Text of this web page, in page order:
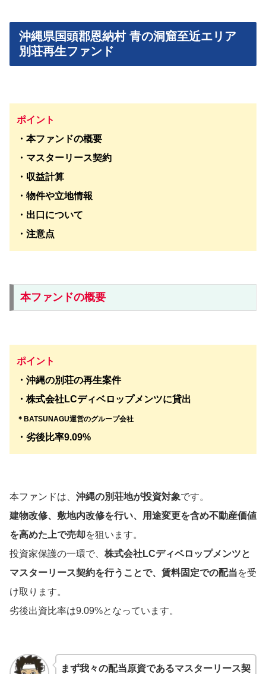
沖縄県国頭郡恩納村 青の洞窟至近エリア
別荘再生ファンド
ポイント
・本ファンドの概要
・マスターリース契約
・収益計算
・物件や立地情報
・出口について
・注意点
本ファンドの概要
ポイント
・沖縄の別荘の再生案件
・株式会社LCディベロップメンツに貸出
＊BATSUNAGU運営のグループ会社
・劣後比率9.09%
本ファンドは、 沖縄の別荘地が投資対象です。
建物改修、敷地内改修を行い、用途変更を含め不動産価値
を高めた上で売却を狙います。
投資家保護の一環で、 株式会社LCディベロップメンツと
マスターリース契約を行うことで、賃料固定での配当を受
け取ります。
劣後出資比率は9.09%となっています。
まず我々の配当原資であるマスターリース契